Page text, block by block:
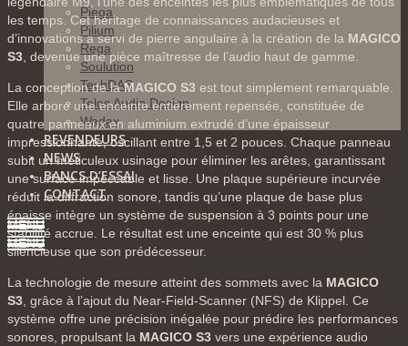
Piega
Pilium
Rega
Soulution
TechDAS
Telos Audio Design
Wadax
REVENDEURS
NEWS
BANCS D’ESSAI
CONTACT
MENU
MENU
les temps. Cet héritage de connaissances audacieuses et
d’innovations a servi de pierre angulaire à la création de la MAGICO
S3 , devenue une pièce maîtresse de l’audio haut de gamme.
La conception de laMAGICO S3 est tout simplement remarquable.
Elle arbore une enceinte entièrement repensée, constituée de
quatre panneaux en aluminium extrudé d’une épaisseur
impressionnante, oscillant entre 1,5 et 2 pouces. Chaque panneau
subit un méticuleux usinage pour éliminer les arêtes, garantissant
une surface impeccable et lisse. Une plaque supérieure incurvée
réduit la diffraction sonore, tandis qu’une plaque de base plus
épaisse intègre un système de suspension à 3 points pour une
stabilité accrue. Le résultat est une enceinte qui est 30 % plus
silencieuse que son prédécesseur.
La technologie de mesure atteint des sommets avec la MAGICO
S3 , grâce à l’ajout du Near-Field-Scanner (NFS) de Klippel. Ce
système offre une précision inégalée pour prédire les performances
sonores, propulsant la MAGICO S3 vers une expérience audio